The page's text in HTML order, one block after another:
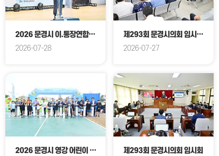
2026 문경시 이.통장연합회 한마음대회
2026-07-28
제293회 문경시의회 임시회중 주요사업장 방문
2026-07-27
2026 문경시 영강 어린이 물놀이 축제 개장식 제293회 문경시의회 임시회